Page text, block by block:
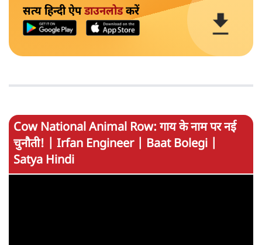
सत्य हिन्दी ऐपडाउनलोडकरें
Cow National Animal Row: गाय के नाम पर नई
चुनौती! | Irfan Engineer | Baat Bolegi |
Satya Hindi